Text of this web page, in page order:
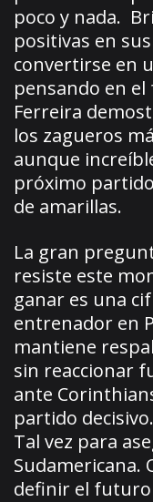
poco y nada.
positivas en
convertirse en
pensando en
Ferreira
los zagueros
aunque
próximo
de amarillas.
La gran
resiste este
ganar es una
entrenador en
mantiene
sin reaccionar
ante
partido
Tal vez para
Sudamericana.
definir el